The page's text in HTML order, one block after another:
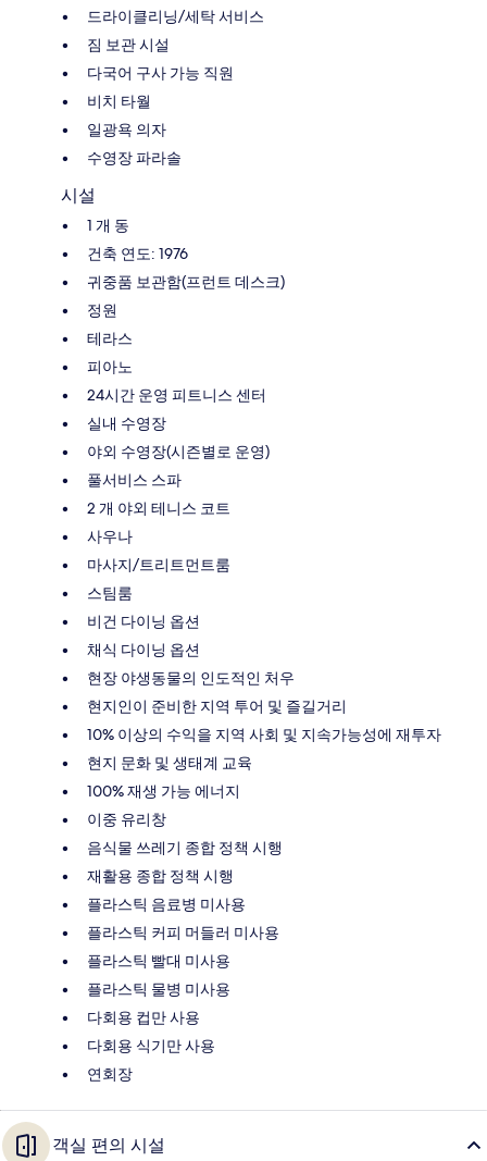
드라이클리닝/세탁 서비스
짐 보관 시설
다국어 구사 가능 직원
비치 타월
일광욕 의자
수영장 파라솔
시설
1 개 동
건축 연도: 1976
귀중품 보관함(프런트 데스크)
정원
테라스
피아노
24시간 운영 피트니스 센터
실내 수영장
야외 수영장(시즌별로 운영)
풀서비스 스파
2 개 야외 테니스 코트
사우나
마사지/트리트먼트룸
스팀룸
비건 다이닝 옵션
채식 다이닝 옵션
현장 야생동물의 인도적인 처우
현지인이 준비한 지역 투어 및 즐길거리
10% 이상의 수익을 지역 사회 및 지속가능성에 재투자
현지 문화 및 생태계 교육
100% 재생 가능 에너지
이중 유리창
음식물 쓰레기 종합 정책 시행
재활용 종합 정책 시행
플라스틱 음료병 미사용
플라스틱 커피 머들러 미사용
플라스틱 빨대 미사용
플라스틱 물병 미사용
다회용 컵만 사용
다회용 식기만 사용
연회장
객실 편의 시설